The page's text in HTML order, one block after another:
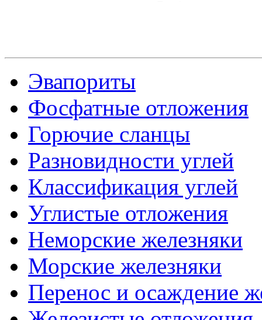
Эвапориты
Фосфатные отложения
Горючие сланцы
Разновидности углей
Классификация углей
Углистые отложения
Неморские железняки
Морские железняки
Перенос и осаждение